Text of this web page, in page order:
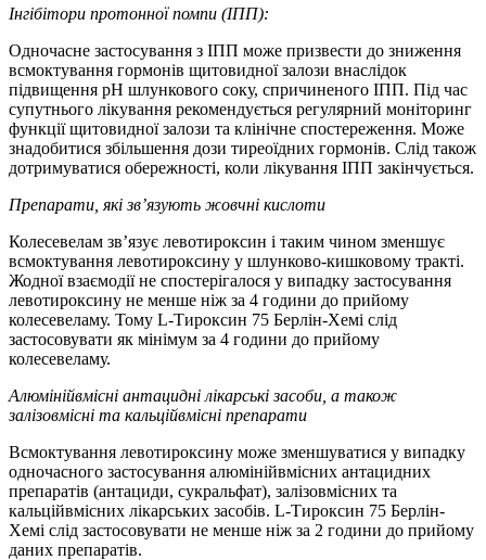
Інгібітори протонної помпи (ІПП):
Одночасне застосування з ІПП може призвести до зниження
всмоктування гормонів щитовидної залози внаслідок
підвищення рН шлункового соку, спричиненого ІПП. Під час
супутнього лікування рекомендується регулярний моніторинг
функції щитовидної залози та клінічне спостереження. Може
знадобитися збільшення дози тиреоїдних гормонів. Слід також
дотримуватися обережності, коли лікування ІПП закінчується.
Препарати, які зв’язують жовчні кислоти
Колесевелам зв’язує левотироксин і таким чином зменшує
всмоктування левотироксину у шлунково-кишковому тракті.
Жодної взаємодії не спостерігалося у випадку застосування
левотироксину не менше ніж за 4 години до прийому
колесевеламу. Тому L-Тироксин 75 Берлін-Хемі слід
застосовувати як мінімум за 4 години до прийому
колесевеламу.
Алюмінійвмісні антацидні лікарські засоби, а також
залізовмісні та кальційвмісні препарати
Всмоктування левотироксину може зменшуватися у випадку
одночасного застосування алюмінійвмісних антацидних
препаратів (антациди, сукральфат), залізовмісних та
кальційвмісних лікарських засобів. L-Тироксин 75 Берлін-
Хемі слід застосовувати не менше ніж за 2 години до прийому
даних препаратів.